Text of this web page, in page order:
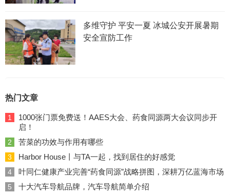
多维守护 平安一夏 冰城公安开展暑期
安全宣防工作
热门文章
1
1000张门票免费送！AAES大会、药食同源两大会议同步开
启！
2 苦菜的功效与作用有哪些
3 Harbor House丨与TA一起，找到居住的好感觉
4 叶同仁健康产业完善“药食同源”战略拼图，深耕万亿蓝海市场
5 十大汽车导航品牌，汽车导航简单介绍